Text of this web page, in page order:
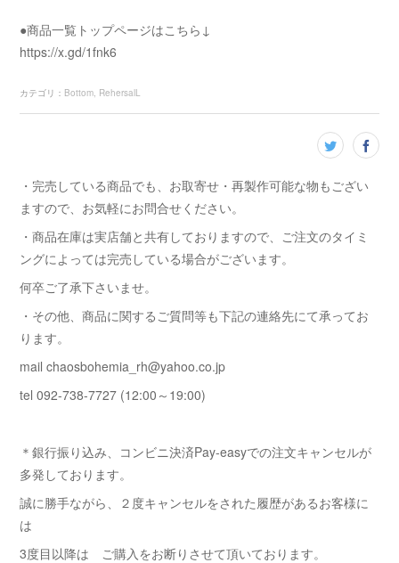
●商品一覧トップページはこちら↓
https://x.gd/1fnk6
カテゴリ ： Bottom RehersalL
・完売している商品でも、お取寄せ・再製作可能な物もござい
ますので、お気軽にお問合せください。
・商品在庫は実店舗と共有しておりますので、ご注文のタイミ
ングによっては完売している場合がございます。
何卒ご了承下さいませ。
・その他、商品に関するご質問等も下記の連絡先にて承ってお
ります。
mail chaosbohemia_rh@yahoo.co.jp
tel 092-738-7727 (12:00～19:00)
＊銀行振り込み、コンビニ決済Pay-easyでの注文キャンセルが
多発しております。
誠に勝手ながら、２度キャンセルをされた履歴があるお客様に
は
3度目以降は ご購入をお断りさせて頂いております。